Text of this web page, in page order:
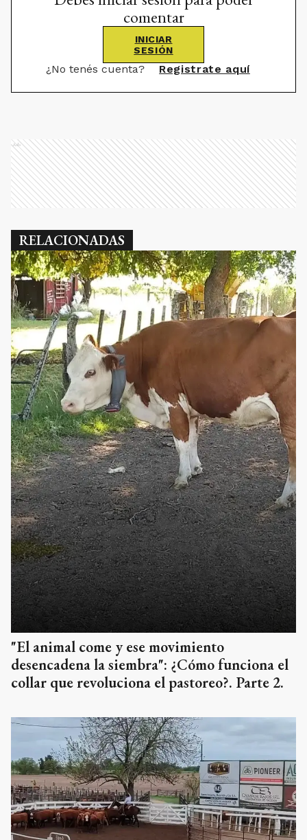
comentar
INICIAR
SESIÓN
¿No tenés cuenta? Registrate aquí
Ads
RELACIONADAS
"El animal come y ese movimiento
desencadena la siembra": ¿Cómo funciona el
collar que revoluciona el pastoreo?. Parte 2.